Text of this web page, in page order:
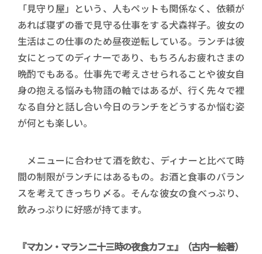
「見守り屋」という、人もペットも関係なく、依頼が
あれば寝ずの番で見守る仕事をする犬森祥子。彼女の
生活はこの仕事のため昼夜逆転している。ランチは彼
女にとってのディナーであり、もちろんお疲れさまの
晩酌でもある。仕事先で考えさせられることや彼女自
身の抱える悩みも物語の軸ではあるが、行く先々で裡
なる自分と話し合い今日のランチをどうするか悩む姿
が何とも楽しい。
メニューに合わせて酒を飲む、ディナーと比べて時
間の制限がランチにはあるもの。お酒と食事のバラン
スを考えてきっちり〆る。そんな彼女の食べっぷり、
飲みっぷりに好感が持てます。
『マカン・マラン 二十三時の夜食カフェ』（古内一絵著）